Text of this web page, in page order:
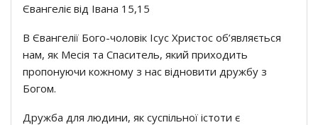
Євангеліє від Івана 15,15
В Євангелії Бого-чоловік Ісус Христос об’являється
нам, як Месія та Спаситель, який приходить
пропонуючи кожному з нас відновити дружбу з
Богом.
Дружба для людини, як суспільної істоти є